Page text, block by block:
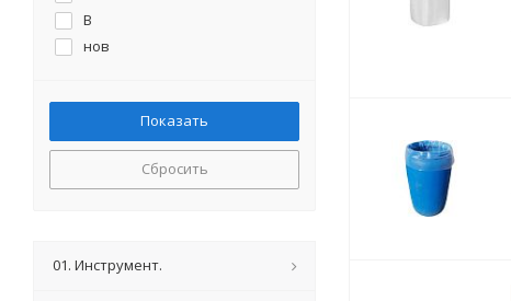
B
нов
Сбросить
01. Инструмент.